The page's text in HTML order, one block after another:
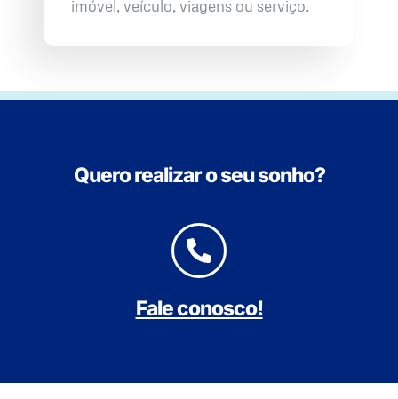
imóvel, veículo, viagens ou serviço.
Quero realizar o seu sonho?
Fale conosco!